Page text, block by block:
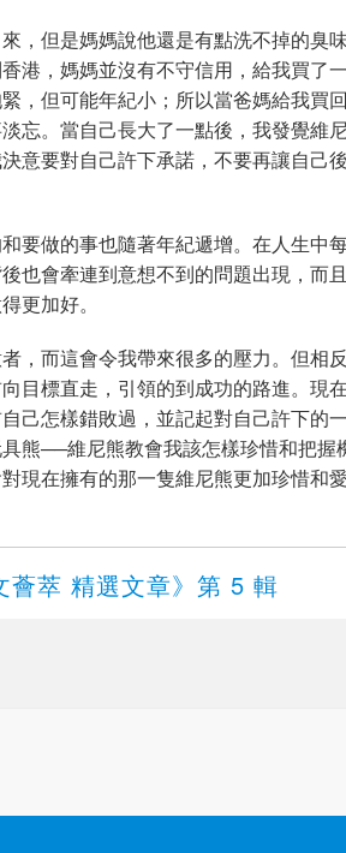
，但是媽媽說他還是有點洗不掉的臭
港，媽媽並沒有不守信用，給我買了
，但可能年紀小；所以當爸媽給我買
忘。當自己長大了一點後，我發覺維
意要對自己許下承諾，不要再讓自己
要做的事也隨著年紀遞增。在人生中
也會牽連到意想不到的問題出現，而
更加好。
，而這會令我帶來很多的壓力。但相
目標直走，引領的到成功的路進。現
己怎樣錯敗過，並記起對自己許下的
熊──維尼熊教會我該怎樣珍惜和把握
現在擁有的那一隻維尼熊更加珍惜和
薈萃 精選文章》 第 5 輯